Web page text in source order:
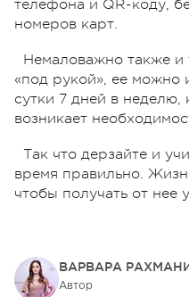
телефона и QR-коду,
номеров карт.
Немаловажно также и
«под рукой», ее можно
сутки 7 дней в неделю,
возникает
Так что дерзайте и
время правильно.
чтобы получать от нее
ВАРВАРА
Автор